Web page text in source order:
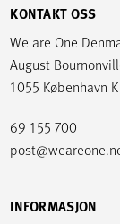
KONTAKT OSS
We are One
August
1055 København
69 155 700
INFORMASJON